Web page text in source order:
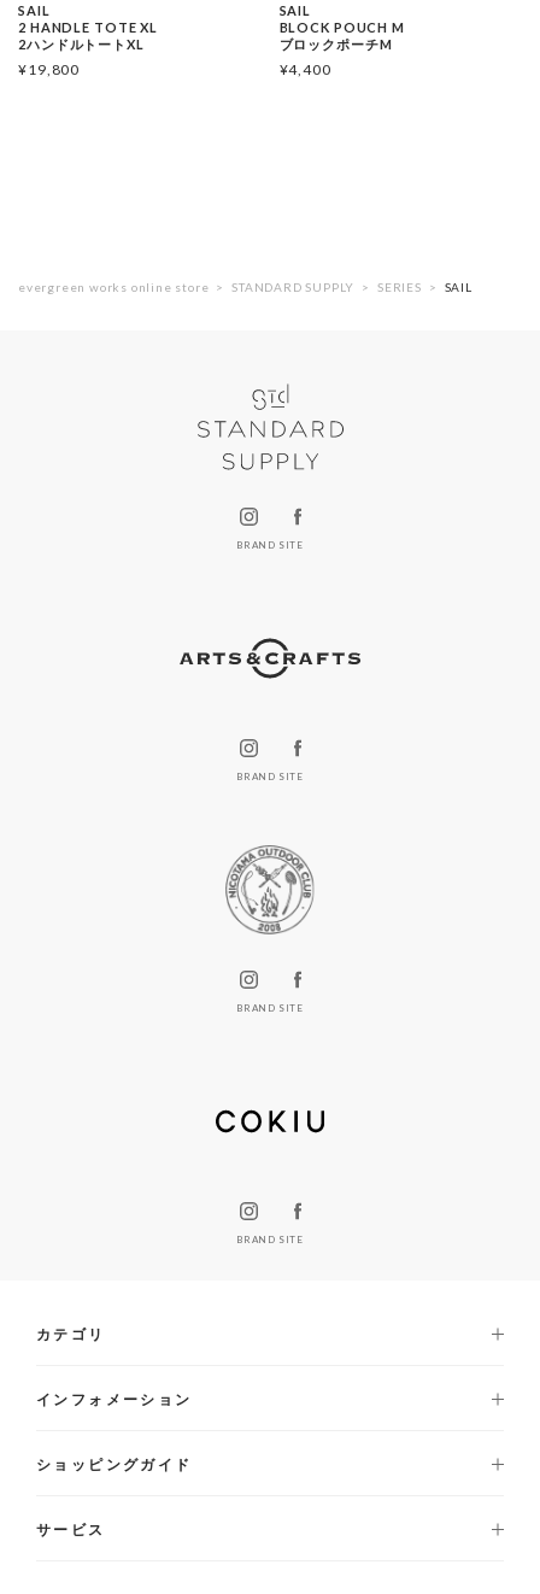
SAIL
2 HANDLE TOTE XL
2ハンドルトートXL
¥19,800
SAIL
BLOCK POUCH M
ブロックポーチM
¥4,400
evergreen works online store STANDARD SUPPLY SERIES SAIL
BRAND SITE
BRAND SITE
BRAND SITE
BRAND SITE
カテゴリ
インフォメーション
ショッピングガイド
サービス